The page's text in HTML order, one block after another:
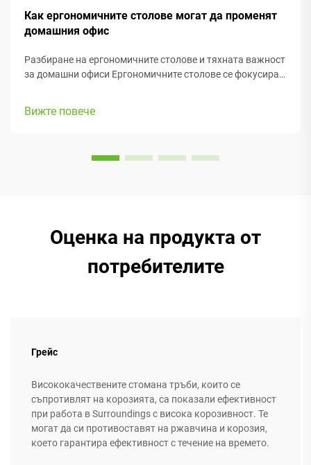
Как ергономичните столове могат да променят
домашния офис
Разбиране на ергономичните столове и тяхната важност
за домашни офиси Ергономичните столове се фокусират
съответстват на различни телосложения и
Вижте повече
Оценка на продукта от
потребителите
Грейс
Висококачествените стомана тръби, които се
съпротивлят на корозията, са показали ефективност
при работа в Surroundings с висока корозивност. Те
могат да си противоставят на ржавчина и корозия,
което гарантира ефективност с течение на времето.